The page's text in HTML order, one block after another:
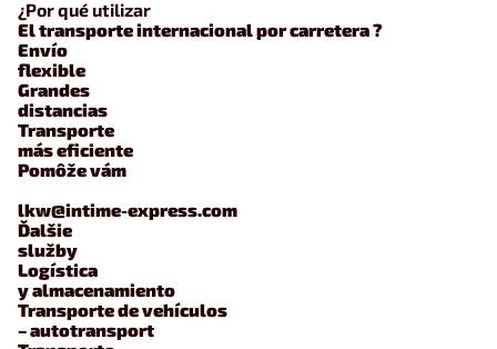
¿Por qué utilizar
El transporte internacional por carretera ?
Envío
flexible
Grandes
distancias
Transporte
más eficiente
Pomôže vám
lkw@intime-express.com
Ďalšie
služby
Logística
y almacenamiento
Transporte de vehículos
– autotransport